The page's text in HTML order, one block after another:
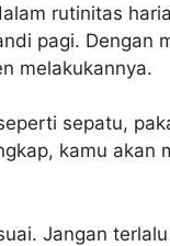
rutinitas
pagi. Dengan
melakukannya.
sepatu,
kamu akan
Jangan